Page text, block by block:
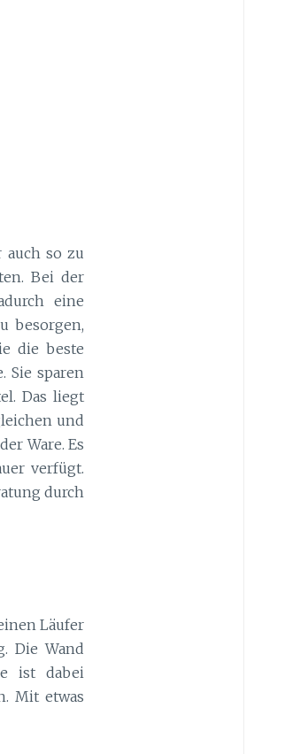
so zu
Bei der
eine
besorgen,
die beste
Sie sparen
Das liegt
und
Ware. Es
verfügt.
durch
Läufer
Die Wand
ist dabei
Mit etwas